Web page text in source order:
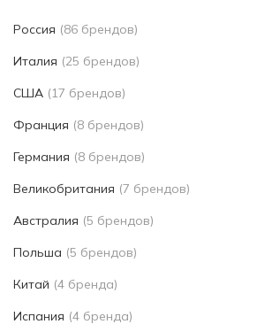
Россия (86 брендов)
Италия (25 брендов)
США (17 брендов)
Франция (8 брендов)
Германия (8 брендов)
Великобритания (7 брендов)
Австралия (5 брендов)
Польша (5 брендов)
Китай (4 бренда)
Испания (4 бренда)